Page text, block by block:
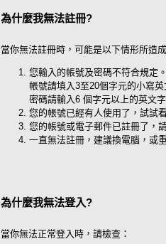
為什麼我無法註冊?
當你無法註冊時，可能是以下情形所造成
您輸入的帳號及密碼不符合規定。
帳號請填入3至20個字元的小寫
密碼請輸入6 個字元以上的英文
您的帳號已經有人使用了，試試
您的帳號或電子郵件已註冊了，
一直無法註冊，建議換電腦，或
為什麼我無法登入?
當你無法正常登入時，請檢查：